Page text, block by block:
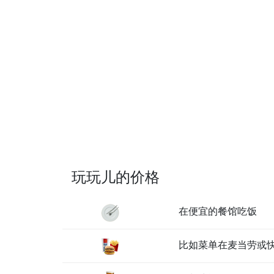
玩玩儿的价格
在便宜的餐馆吃饭
比如菜单在麦当劳或